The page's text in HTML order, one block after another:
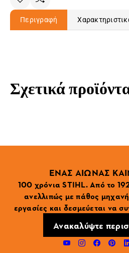
Περιγραφή
Σχετικά
ΕΝΑΣ ΑΙΩΝΑΣ
100 χρόνια STIHL. Από το
ανελλιπώς με πάθος
εργασίες και δεσμεύεται να
Ανακαλύψτε